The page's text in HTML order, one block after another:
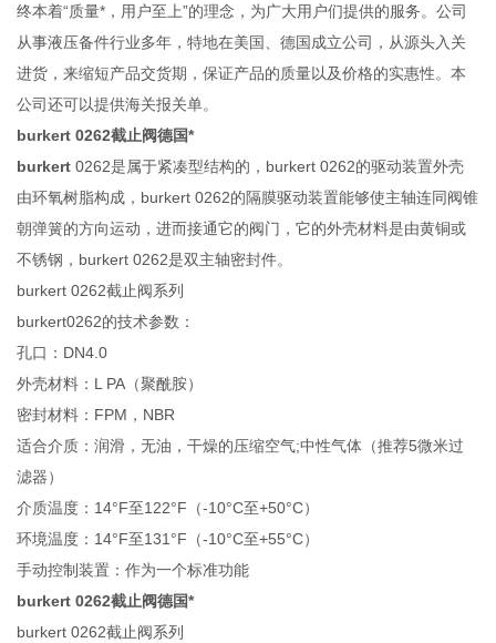
终本着“质量*，用户至上”的理念，为广大用户们提供的服务。公司
从事液压备件行业多年，特地在美国、德国成立公司，从源头入关
进货，来缩短产品交货期，保证产品的质量以及价格的实惠性。本
公司还可以提供海关报关单。
burkert 0262截止阀德国*
burkert0262是属于紧凑型结构的，burkert 0262的驱动装置外壳
由环氧树脂构成，burkert 0262的隔膜驱动装置能够使主轴连同阀锥
朝弹簧的方向运动，进而接通它的阀门，它的外壳材料是由黄铜或
不锈钢，burkert 0262是双主轴密封件。
burkert 0262截止阀系列
burkert0262的技术参数：
孔口：DN4.0
外壳材料：L PA（聚酰胺）
密封材料：FPM，NBR
适合介质：润滑，无油，干燥的压缩空气;中性气体（推荐5微米过
滤器）
介质温度：14°F至122°F（-10°C至+50°C）
环境温度：14°F至131°F（-10°C至+55°C）
手动控制装置：作为一个标准功能
burkert 0262截止阀德国*
burkert 0262截止阀系列